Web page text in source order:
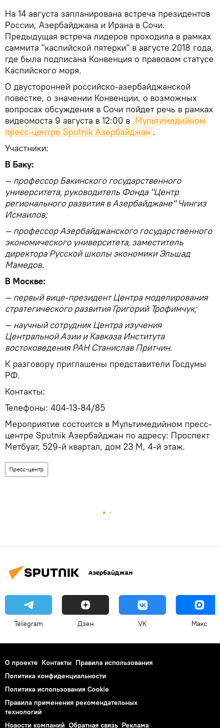
На 14 августа запланирована встреча президентов
России, Азербайджана и Ирана в Сочи.
Предыдущая встреча лидеров проходила в рамках
саммита "каспийской пятерки" в августе 2018 года,
где была подписана Конвенция о правовом статусе
Каспийского моря.
О двусторонней российско-азербайджанской
повестке, о значении Конвенции, о возможных
вопросах обсуждения в Сочи пойдет речь в рамках
видеомоста 9 августа в 12:00 в Мультимедийном
пресс-центре Sputnik Азербайджан .
Участники:
В Баку:
— профессор Бакинского государственного
университета, руководитель Фонда "Центр
регионального развития в Азербайджане" Чингиз
Исмаилов;
— профессор Азербайджанского государственного
экономического университета, заместитель
директора Русской школы экономики Эльшад
Мамедов.
В Москве:
— первый вице-президент Центра моделирования
стратегического развития Григорий Трофимчук;
— научный сотрудник Центра изучения
Центральной Азии и Кавказа Института
востоковедения РАН Станислав Притчин.
К разговору приглашены представители Госдумы
РФ.
Контакты:
Телефоны: 404-13-84/85
Мероприятие состоится в Мультимедийном пресс-
центре Sputnik Азербайджан по адресу: Проспект
Метбуат, 529-й квартал, дом 23 М, 4-й этаж.
Пресс-центр
Азербайджан
Telegram Дзен VK Макс
О проекте Контакты Правила использования
Политика конфиденциальности
Политика использования Cookie
Правила применения рекомендательных
технологий
Новости компаний Обратная связь Реклама